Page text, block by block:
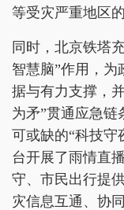
等受灾严重地区
同时，北京铁塔
智慧脑”作用，
据与有力支撑，
为矛”贯通应急
可或缺的“科技守
台开展了雨情直
守、市民出行提
灾信息互通、协